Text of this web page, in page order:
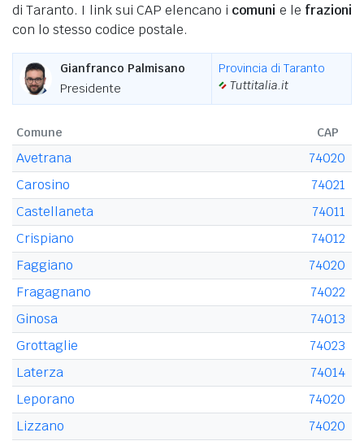
di Taranto. I link sui CAP elencano i comuni e le frazioni
con lo stesso codice postale.
Gianfranco Palmisano
Presidente
Provincia di Taranto
Tuttitalia.it
Comune CAP
Avetrana
74020
Carosino
74021
Castellaneta
74011
Crispiano
74012
Faggiano
74020
Fragagnano
74022
Ginosa
74013
Grottaglie
74023
Laterza
74014
Leporano
74020
Lizzano
74020